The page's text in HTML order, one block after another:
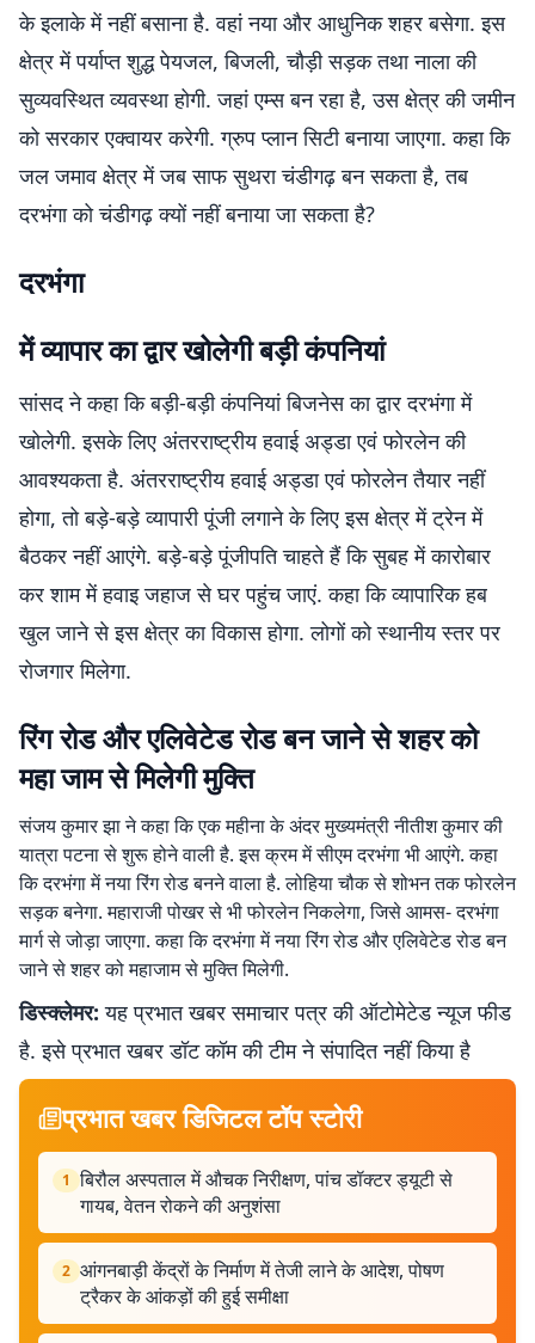
के इलाके में नहीं बसाना है. वहां नया और आधुनिक शहर बसेगा. इस
क्षेत्र में पर्याप्त शुद्ध पेयजल, बिजली, चौड़ी सड़क तथा नाला की
सुव्यवस्थित व्यवस्था होगी. जहां एम्स बन रहा है, उस क्षेत्र की जमीन
को सरकार एक्वायर करेगी. ग्रुप प्लान सिटी बनाया जाएगा. कहा कि
जल जमाव क्षेत्र में जब साफ सुथरा चंडीगढ़ बन सकता है, तब
दरभंगा को चंडीगढ़ क्यों नहीं बनाया जा सकता है?
दरभंगा
में व्यापार का द्वार खोलेगी बड़ी कंपनियां
सांसद ने कहा कि बड़ी-बड़ी कंपनियां बिजनेस का द्वार दरभंगा में
खोलेगी. इसके लिए अंतरराष्ट्रीय हवाई अड्डा एवं फोरलेन की
आवश्यकता है. अंतरराष्ट्रीय हवाई अड्डा एवं फोरलेन तैयार नहीं
होगा, तो बड़े-बड़े व्यापारी पूंजी लगाने के लिए इस क्षेत्र में ट्रेन में
बैठकर नहीं आएंगे. बड़े-बड़े पूंजीपति चाहते हैं कि सुबह में कारोबार
कर शाम में हवाइ जहाज से घर पहुंच जाएं. कहा कि व्यापारिक हब
खुल जाने से इस क्षेत्र का विकास होगा. लोगों को स्थानीय स्तर पर
रोजगार मिलेगा.
रिंग रोड और एलिवेटेड रोड बन जाने से शहर को
महा जाम से मिलेगी मुक्ति
संजय कुमार झा ने कहा कि एक महीना के अंदर मुख्यमंत्री नीतीश कुमार की
यात्रा पटना से शुरू होने वाली है. इस क्रम में सीएम दरभंगा भी आएंगे. कहा
कि दरभंगा में नया रिंग रोड बनने वाला है. लोहिया चौक से शोभन तक फोरलेन
सड़क बनेगा. महाराजी पोखर से भी फोरलेन निकलेगा, जिसे आमस- दरभंगा
मार्ग से जोड़ा जाएगा. कहा कि दरभंगा में नया रिंग रोड और एलिवेटेड रोड बन
जाने से शहर को महाजाम से मुक्ति मिलेगी.
डिस्क्लेमर: यह प्रभात खबर समाचार पत्र की ऑटोमेटेड न्यूज फीड
है. इसे प्रभात खबर डॉट कॉम की टीम ने संपादित नहीं किया है
प्रभात खबर डिजिटल टॉप स्टोरी
1 बिरौल अस्पताल में औचक निरीक्षण, पांच डॉक्टर ड्यूटी से
गायब, वेतन रोकने की अनुशंसा
2 आंगनबाड़ी केंद्रों के निर्माण में तेजी लाने के आदेश, पोषण
ट्रैकर के आंकड़ों की हुई समीक्षा